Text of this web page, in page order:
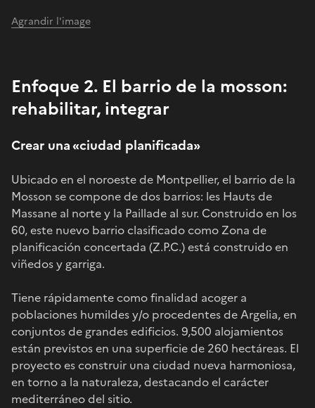
Agrandir l'image
Enfoque 2. El barrio de la mosson:
rehabilitar, integrar
Crear una «ciudad planificada»
Ubicado en el noroeste de Montpellier, el barrio de la
Mosson se compone de dos barrios: les Hauts de
Massane al norte y la Paillade al sur. Construido en los
60, este nuevo barrio clasificado como Zona de
planificación concertada (Z.P.C.) está construido en
viñedos y garriga.
Tiene rápidamente como finalidad acoger a
poblaciones humildes y/o procedentes de Argelia, en
conjuntos de grandes edificios. 9,500 alojamientos
están previstos en una superficie de 260 hectáreas. El
proyecto es construir una ciudad nueva harmoniosa,
en torno a la naturaleza, destacando el carácter
mediterráneo del sitio.